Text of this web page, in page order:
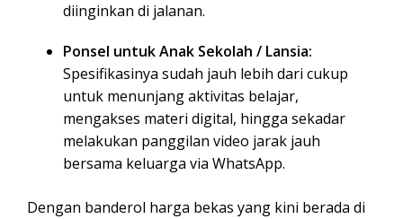
diinginkan di jalanan.
Ponsel untuk Anak Sekolah / Lansia:
Spesifikasinya sudah jauh lebih dari cukup
untuk menunjang aktivitas belajar,
mengakses materi digital, hingga sekadar
melakukan panggilan video jarak jauh
bersama keluarga via WhatsApp.
Dengan banderol harga bekas yang kini berada di